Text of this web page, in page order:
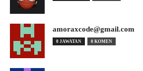
amoraxcode@gmail.com
0 JAWATAN 0 KOMEN